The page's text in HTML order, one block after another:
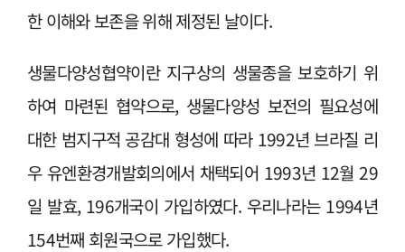
한 이해와 보존을 위해 제정된 날이다.
생물다양성협약이란 지구상의 생물종을 보호하기 위
하여 마련된 협약으로, 생물다양성 보전의 필요성에
대한 범지구적 공감대 형성에 따라 1992년 브라질 리
우 유엔환경개발회의에서 채택되어 1993년 12월 29
일 발효, 196개국이 가입하였다. 우리나라는 1994년
154번째 회원국으로 가입했다.